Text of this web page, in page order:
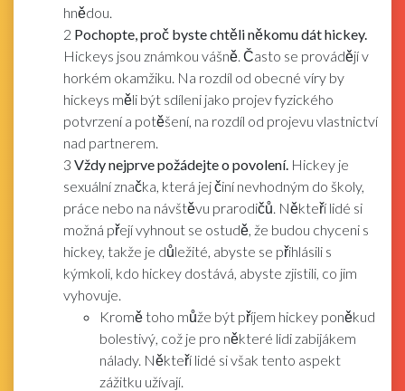
hnědou.
2 Pochopte, proč byste chtěli někomu dát hickey.
Hickeys jsou známkou vášně. Často se provádějí v
horkém okamžiku. Na rozdíl od obecné víry by
hickeys měli být sdíleni jako projev fyzického
potvrzení a potěšení, na rozdíl od projevu vlastnictví
nad partnerem.
3 Vždy nejprve požádejte o povolení. Hickey je
sexuální značka, která jej činí nevhodným do školy,
práce nebo na návštěvu prarodičů. Někteří lidé si
možná přejí vyhnout se ostudě, že budou chyceni s
hickey, takže je důležité, abyste se přihlásili s
kýmkoli, kdo hickey dostává, abyste zjistili, co jim
vyhovuje.
Kromě toho může být příjem hickey poněkud
bolestivý, což je pro některé lidi zabijákem
nálady. Někteří lidé si však tento aspekt
zážitku užívají.